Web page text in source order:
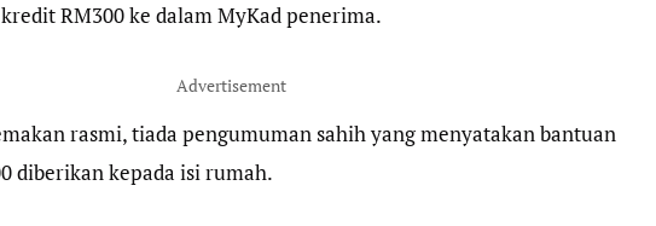
RM300 ke dalam MyKad penerima.
Advertisement
rasmi, tiada pengumuman sahih yang menyatakan bantuan
diberikan kepada isi rumah.